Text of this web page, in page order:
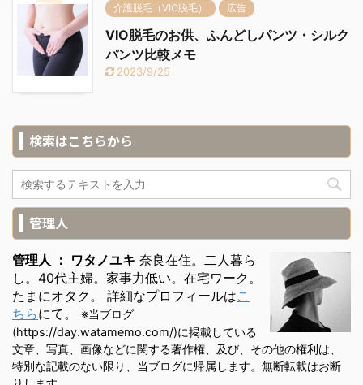
介護脱毛（VIO脱毛） 広告
VIO脱毛のお供、ふんどしパンツ・シルク
パンツ比較メモ
2023/9/25
検索はこちらから
管理人
管理人 ： ワタノユキ 奈良在住。二人暮ら
し。40代主婦。家事力低い。在宅ワーク。
たまにオタク。 詳細なプロフィールはこ
ちらにて。 ※当ブログ
(https://day.watamemo.com/)に掲載している
文章、写真、画像などに関する著作権、及び、その他の権利は、
特別な記載のない限り、当ブログに帰属します。無断転載はお断